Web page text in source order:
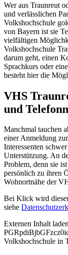
Wer aus Traunreut
und verlässlichen
Volkshochschule
von Bayern ist sie
vielfältigen
Volkshochschule
darum geht, einen
Sprachkurs oder
besteht hier die
VHS
und
Manchmal tauchen
einer Anmeldung
Interessenten
Unterstützung. An
Problem, denn sie
persönlich zu ihren
Wohnortnähe der
Bei Klick wird
siehe
Externen Inhalt
Volkshochschule in